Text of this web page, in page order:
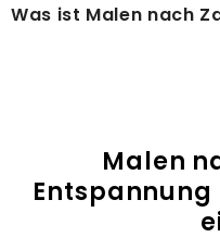
Was ist Malen nach
Malen